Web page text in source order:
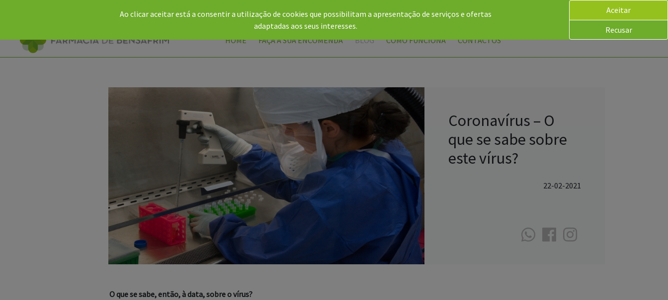
935 356 202 (rede móvel) fbensafrim@gmail.com
HOME FAÇA A SUA ENCOMENDA BLOG COMO FUNCIONA CONTACTOS PT
Coronavírus – O
que se sabe sobre
este vírus?
22-02-2021
O que se sabe, então, à data, sobre o vírus?
Ao clicar aceitar está a consentir a utilização de cookies que possibilitam a apresentação de serviços e ofertas
adaptadas aos seus interesses.
Aceitar
Recusar